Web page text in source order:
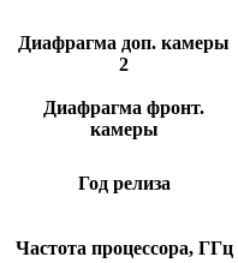
Диафрагма доп. камеры
2
Диафрагма фронт.
камеры
Год релиза
Частота процессора, ГГц